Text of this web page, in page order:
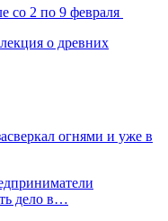
со 2 по 9 февраля
о древних
огнями и уже в
дело в…